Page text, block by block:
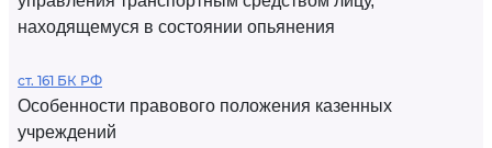
находящемуся в состоянии опьянения
ст. 161 БК РФ
Особенности правового положения казенных
учреждений